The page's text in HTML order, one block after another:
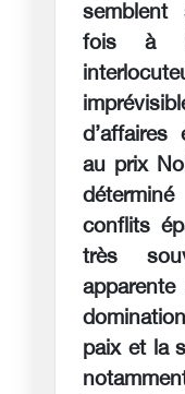
semblent
fois à
au prix
conflits
très
paix et la